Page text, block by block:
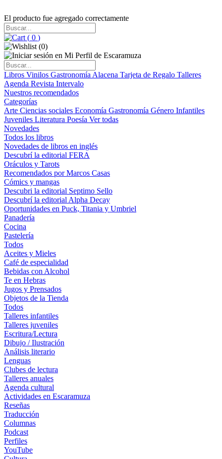
El producto fue agregado correctamente
( 0 )
(0)
Libros Vinilos Gastronomía Alacena Tarjeta de Regalo Talleres
Agenda Revista Intervalo
Nuestros recomendados
Categorías
Arte Ciencias sociales Economía Gastronomía Género Infantiles
Juveniles Literatura Poesía Ver todas
Novedades
Todos los libros
Novedades de libros en inglés
Descubrí la editorial FERA
Oráculos y Tarots
Recomendados por Marcos Casas
Cómics y mangas
Descubri la editorial Septimo Sello
Descubrí la editorial Alpha Decay
Oportunidades en Puck, Titania y Umbriel
Panadería
Cocina
Pastelería
Todos
Aceites y Mieles
Café de especialidad
Bebidas con Alcohol
Te en Hebras
Jugos y Prensados
Objetos de la Tienda
Todos
Talleres infantiles
Talleres juveniles
Escritura/Lectura
Dibujo / Ilustración
Análisis literario
Lenguas
Clubes de lectura
Talleres anuales
Agenda cultural
Actividades en Escaramuza
Reseñas
Traducción
Columnas
Podcast
Perfiles
YouTube